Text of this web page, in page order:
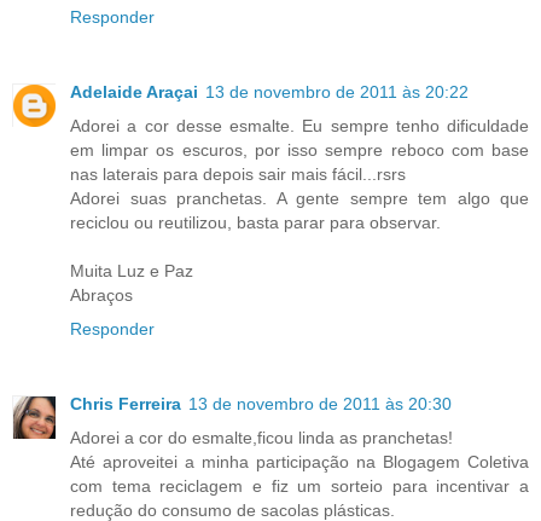
Responder
Adelaide Araçai 13 de novembro de 2011 às 20:22
Adorei a cor desse esmalte. Eu sempre tenho dificuldade
em limpar os escuros, por isso sempre reboco com base
nas laterais para depois sair mais fácil...rsrs
Adorei suas pranchetas. A gente sempre tem algo que
reciclou ou reutilizou, basta parar para observar.
Muita Luz e Paz
Abraços
Responder
Chris Ferreira 13 de novembro de 2011 às 20:30
Adorei a cor do esmalte,ficou linda as pranchetas!
Até aproveitei a minha participação na Blogagem Coletiva
com tema reciclagem e fiz um sorteio para incentivar a
redução do consumo de sacolas plásticas.